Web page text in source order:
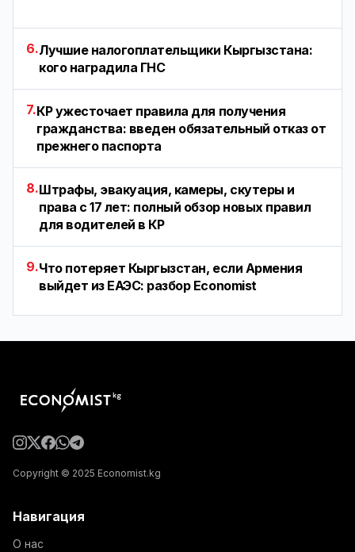
6.Лучшие налогоплательщики Кыргызстана:
кого наградила ГНС
7.КР ужесточает правила для получения
гражданства: введен обязательный отказ от
прежнего паспорта
8.Штрафы, эвакуация, камеры, скутеры и
права с 17 лет: полный обзор новых правил
для водителей в КР
9.Что потеряет Кыргызстан, если Армения
выйдет из ЕАЭС: разбор Economist
Copyright © 2025 Economist.kg
Навигация
О нас